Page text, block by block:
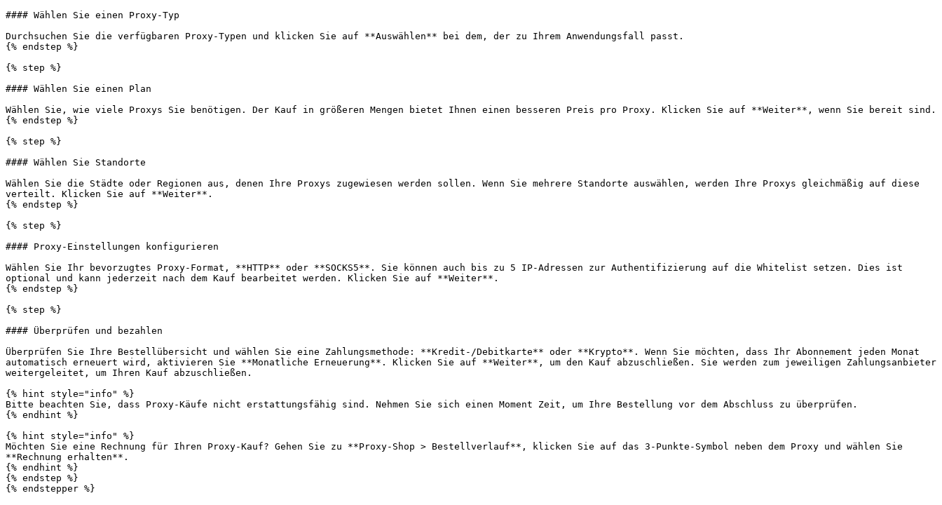
#### Wählen Sie einen Proxy-Typ
Durchsuchen Sie die verfügbaren Proxy-Typen und klicken Sie auf **Auswählen** bei dem, der zu Ihrem Anwendungsfall passt.
{% endstep %}
{% step %}
#### Wählen Sie einen Plan
Wählen Sie, wie viele Proxys Sie benötigen. Der Kauf in größeren Mengen bietet Ihnen einen besseren Preis pro Proxy. Klicken Sie auf **Weiter**, wenn Sie bereit sind.
{% endstep %}
{% step %}
#### Wählen Sie Standorte
Wählen Sie die Städte oder Regionen aus, denen Ihre Proxys zugewiesen werden sollen. Wenn Sie mehrere Standorte auswählen, werden Ihre Proxys gleichmäßig auf diese
verteilt. Klicken Sie auf **Weiter**.
{% endstep %}
{% step %}
#### Proxy-Einstellungen konfigurieren
Wählen Sie Ihr bevorzugtes Proxy-Format, **HTTP** oder **SOCKS5**. Sie können auch bis zu 5 IP-Adressen zur Authentifizierung auf die Whitelist setzen. Dies ist
optional und kann jederzeit nach dem Kauf bearbeitet werden. Klicken Sie auf **Weiter**.
{% endstep %}
{% step %}
#### Überprüfen und bezahlen
Überprüfen Sie Ihre Bestellübersicht und wählen Sie eine Zahlungsmethode: **Kredit-/Debitkarte** oder **Krypto**. Wenn Sie möchten, dass Ihr Abonnement jeden Monat
automatisch erneuert wird, aktivieren Sie **Monatliche Erneuerung**. Klicken Sie auf **Weiter**, um den Kauf abzuschließen. Sie werden zum jeweiligen Zahlungsanbieter
weitergeleitet, um Ihren Kauf abzuschließen.
{% hint style="info" %}
Bitte beachten Sie, dass Proxy-Käufe nicht erstattungsfähig sind. Nehmen Sie sich einen Moment Zeit, um Ihre Bestellung vor dem Abschluss zu überprüfen.
{% endhint %}
{% hint style="info" %}
Möchten Sie eine Rechnung für Ihren Proxy-Kauf? Gehen Sie zu **Proxy-Shop > Bestellverlauf**, klicken Sie auf das 3-Punkte-Symbol neben dem Proxy und wählen Sie
**Rechnung erhalten**.
{% endhint %}
{% endstep %}
{% endstepper %}